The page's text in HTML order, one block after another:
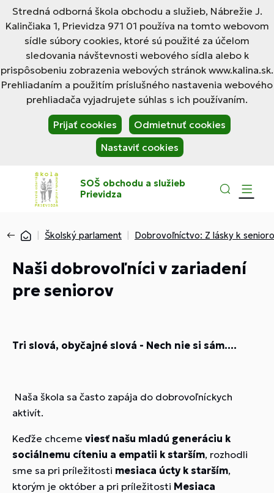
Stredná odborná škola obchodu a služieb, Nábrežie J.
Kalinčiaka 1, Prievidza 971 01 používa na tomto webovom
sídle súbory cookies, ktoré sú použité za účelom
sledovania návštevnosti webového sídla alebo k
prispôsobeniu zobrazenia webových stránok www.kalina.sk.
Prehliadaním a použitím príslušného nastavenia webového
prehliadača vyjadrujete súhlas s ich používaním.
Prijať cookies
Odmietnuť cookies
Nastaviť cookies
SOŠ obchodu a služieb
Prievidza
Školský parlament Dobrovoľníctvo: Z lásky k
Naši dobrovoľníci v zariadení
pre seniorov
Tri slová, obyčajné slová - Nech nie si sám....
Naša škola sa často zapája do dobrovoľníckych
aktivít.
Keďže chceme viesť našu mladú generáciu k
sociálnemu cíteniu a empatii k starším, rozhodli
sme sa pri príležitosti mesiaca úcty k starším,
ktorým je október a pri príležitosti Mesiaca